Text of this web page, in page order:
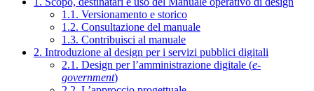
1.1. Versionamento e storico
1.2. Consultazione del manuale
1.3. Contribuisci al manuale
2. Introduzione al design per i servizi pubblici digitali
2.1. Design per l’amministrazione digitale (e-
government)